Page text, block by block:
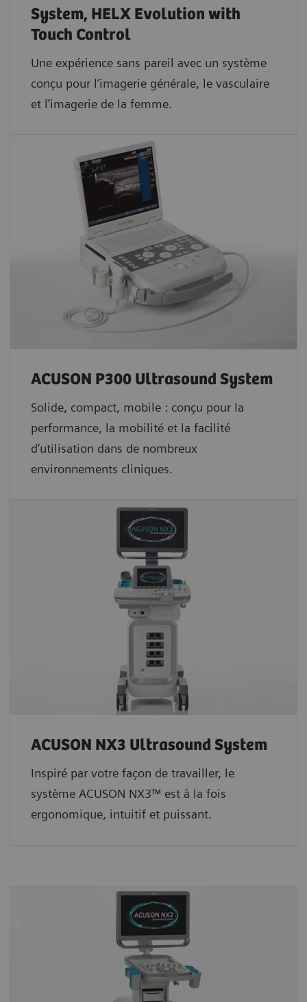
System, HELX Evolution with
Touch Control
Une expérience sans pareil avec un système
conçu pour l’imagerie générale, le vasculaire
et l’imagerie de la femme.
ACUSON P300 Ultrasound System
Solide, compact, mobile : conçu pour la
performance, la mobilité et la facilité
d’utilisation dans de nombreux
environnements cliniques.
ACUSON NX3 Ultrasound System
Inspiré par votre façon de travailler, le
système ACUSON NX3™ est à la fois
ergonomique, intuitif et puissant.